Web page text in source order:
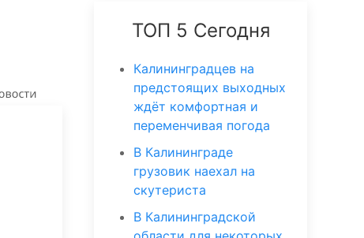
ТОП 5 Сегодня
Калининградцев на
предстоящих выходных
ждёт комфортная и
переменчивая погода
В Калининграде
грузовик наехал на
скутериста
В Калининградской